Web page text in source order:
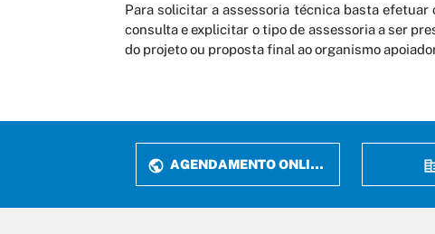
Para solicitar a assessoria técnica basta
consulta e explicitar o tipo de assessoria a ser
do projeto ou proposta final ao organismo
AGENDAMENTO ONLINE